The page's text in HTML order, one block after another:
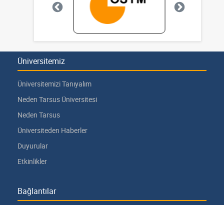
Üniversitemiz
Üniversitemizi Tanıyalım
Neden Tarsus Üniversitesi
Neden Tarsus
Üniversiteden Haberler
Duyurular
Etkinlikler
Bağlantılar